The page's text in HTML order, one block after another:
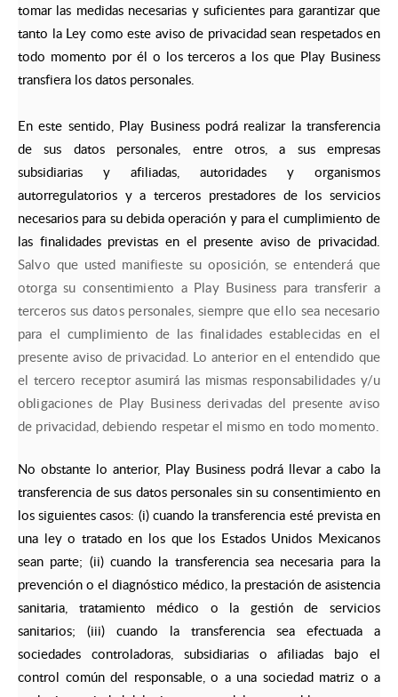
tomar las medidas necesarias y suficientes para garantizar que
tanto la Ley como este aviso de privacidad sean respetados en
todo momento por él o los terceros a los que Play Business
transfiera los datos personales.
En este sentido, Play Business podrá realizar la transferencia
de sus datos personales, entre otros, a sus empresas
subsidiarias y afiliadas, autoridades y organismos
autorregulatorios y a terceros prestadores de los servicios
necesarios para su debida operación y para el cumplimiento de
las finalidades previstas en el presente aviso de privacidad.
Salvo que usted manifieste su oposición, se entenderá que
otorga su consentimiento a Play Business para transferir a
terceros sus datos personales, siempre que ello sea necesario
para el cumplimiento de las finalidades establecidas en el
presente aviso de privacidad. Lo anterior en el entendido que
el tercero receptor asumirá las mismas responsabilidades y/u
obligaciones de Play Business derivadas del presente aviso
de privacidad, debiendo respetar el mismo en todo momento.
No obstante lo anterior, Play Business podrá llevar a cabo la
transferencia de sus datos personales sin su consentimiento en
los siguientes casos: (i) cuando la transferencia esté prevista en
una ley o tratado en los que los Estados Unidos Mexicanos
sean parte; (ii) cuando la transferencia sea necesaria para la
prevención o el diagnóstico médico, la prestación de asistencia
sanitaria, tratamiento médico o la gestión de servicios
sanitarios; (iii) cuando la transferencia sea efectuada a
sociedades controladoras, subsidiarias o afiliadas bajo el
control común del responsable, o a una sociedad matriz o a